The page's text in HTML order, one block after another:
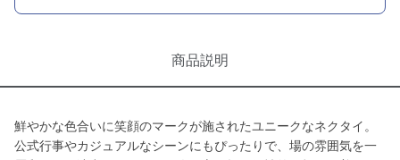
商品説明
鮮やかな色合いに笑顔のマークが施されたユニークなネクタイ。
公式行事やカジュアルなシーンにもぴったりで、場の雰囲気を一